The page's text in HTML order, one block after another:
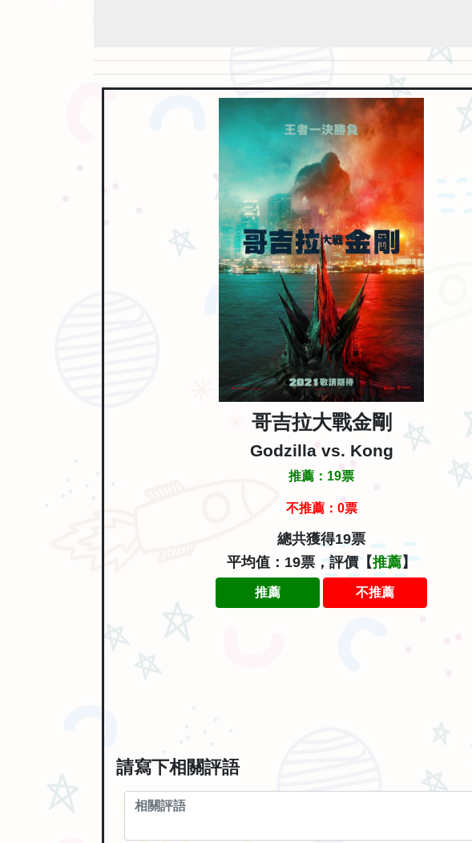
哥吉拉大戰金剛
Godzilla vs. Kong
推薦： 19票
不推薦： 0票
總共獲得19票
平均值：19票，評價【推薦】
推薦 不推薦
請寫下相關評語